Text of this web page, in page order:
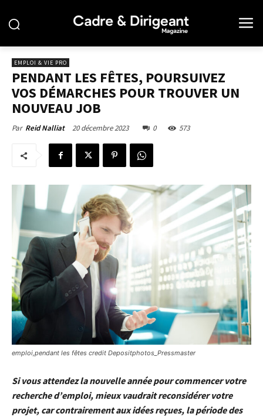
EMPLOI & VIE PRO
PENDANT LES FÊTES, POURSUIVEZ
VOS DÉMARCHES POUR TROUVER UN
NOUVEAU JOB
Par Reid Nalliat 20 décembre 2023 0 573
emploi,pendant les fêtes credit Depositphotos_Pressmaster
Si vous attendez la nouvelle année pour commencer votre
recherche d’emploi, mieux vaudrait reconsidérer votre
projet, car contrairement aux idées reçues, la période des